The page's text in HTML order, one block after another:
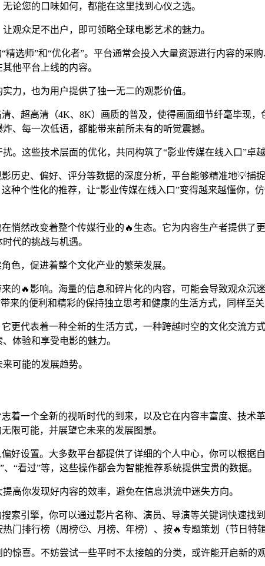
论您的口味如何，都能在这里找到心仪之选。
观众足不出户，即可领略全球电影艺术的魅力。
选师”和“优化者”。平台通常会投入大量资源进行内容的采
他平台上线的内容。
力，也为用户提供了独一无二的观影价值。
、超高清（4K、8K）画质的普及，使得画面细节纤毫毕现
、每一次低语，都能带来前所未有的听觉震撼。
。这些技术层面的优化，共同构筑了“影业传媒在线入口”卓
历史、偏好、评分等数据的深度分析，平台能够精准地💡捕
种个性化的推荐，让“影业传媒在线入口”变得越来越懂你，
悄然改变着整个传媒行业的🔥生态。它为内容生产者提供了
代的挑战与机遇。
色，促进着整个文化产业的繁荣发展。
的🔥影响。海量的信息和碎片化的内容，可能会导致观众沉
来的便利和精彩的保持独立思考和健康的生活方式，同样至关
更代表着一种全新的生活方式，一种跨越时空的文化交流方
体验和享受电影的魅力。
可能的发展趋势。
着一个全新的视听时代的到来，以及它在内容丰富度、技术
限可能，并展望它未来的发展图景。
好设置。大多数平台都提供了详细的个人中心，你可以根据
“看过”等，这些操作都会为智能推荐系统提供宝贵的数据。
高你发现好内容的效率，避免在信息洪流中迷失方向。
索引擎，你可以通过影片名称、演员、导演等关键词快速找
门排行榜（周榜🙂、月榜、年榜）、按🔥专题策划（节日特
惊喜。不妨尝试一些平时不太接触的分类，或许能开启新的观